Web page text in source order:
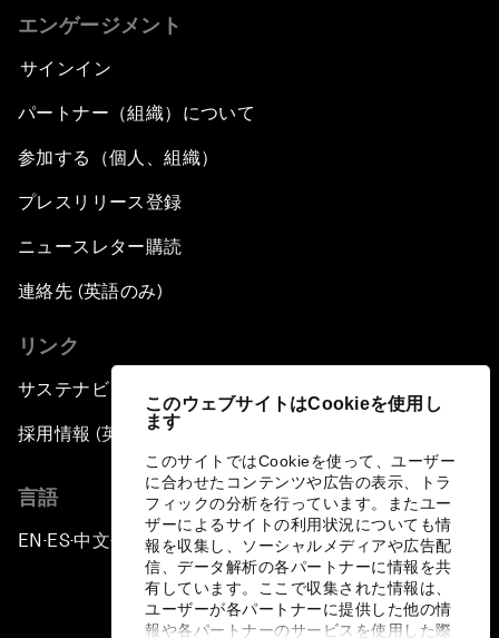
このウェブサイトはCookieを使用し
ます
このサイトではCookieを使って、ユーザー
に合わせたコンテンツや広告の表示、トラ
フィックの分析を行っています。またユー
ザーによるサイトの利用状況についても情
報を収集し、ソーシャルメディアや広告配
信、データ解析の各パートナーに情報を共
有しています。ここで収集された情報は、
ユーザーが各パートナーに提供した他の情
報や各パートナーのサービスを使用した際
エンゲージメント
サインイン
パートナー（組織）について
参加する（個人、組織）
プレスリリース登録
ニュースレター購読
連絡先 (英語のみ)
リンク
サステナビリティへの取り組み
採用情報 (英語のみ)
言語
EN ▪ES▪中文▪ 日本語